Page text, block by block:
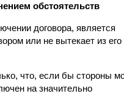
обстоятельств
договора, является
или не вытекает из его
что, если бы стороны
на значительно